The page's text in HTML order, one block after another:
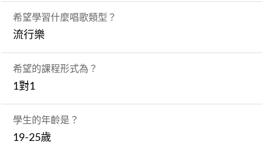
希望學習什麼唱歌類型？
流行樂
希望的課程形式為？
1對1
學生的年齡是？
19-25歲